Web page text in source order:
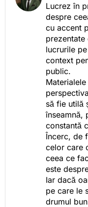
Lucrez în
despre
cu accent
lucrurile
context
public.
să fie utilă
înseamnă,
constantă
Încerc, de
celor care
ceea ce
este
Iar dacă
pe care le
drumul